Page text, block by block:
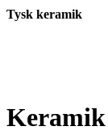
Tysk keramik
Keramik